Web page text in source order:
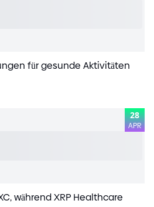
für gesunde Aktivitäten
28
APR
während XRP Healthcare